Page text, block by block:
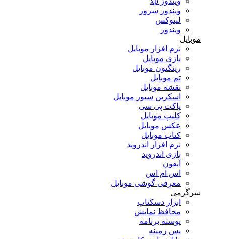
ویندوز سرور
لینوکس
ویندوز
موبایل
نرم افزار موبایل
بازی موبایل
رینگتون موبایل
تم موبایل
نقشه موبایل
اسکرین سیور موبایل
پاکت پی سی
کلیپ موبایل
عکس موبایل
کتاب موبایل
نرم افزار اندروید
بازی اندروید
آیفون
اس ام اس
معرفی گوشی موبایل
سرگرمی
ابزار دسکتاپ
محافظ نمایش
پوسته برنامه
پس زمینه